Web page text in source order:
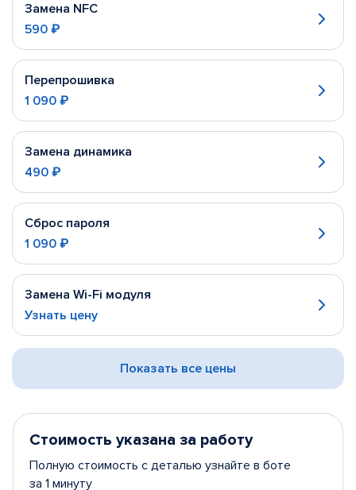
Замена NFC
590 ₽
Перепрошивка
1 090 ₽
Замена динамика
490 ₽
Сброс пароля
1 090 ₽
Замена Wi-Fi модуля
Узнать цену
Показать все цены
Стоимость указана за работу
Полную стоимость с деталью узнайте в боте
за 1 минуту